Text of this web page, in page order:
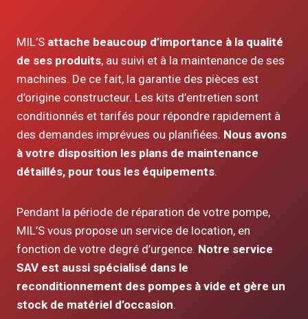
MIL’S attache beaucoup d’importance à la qualité
de ses produits, au suivi et à la maintenance de ses
machines. De ce fait, la garantie des pièces est
d’origine constructeur. Les kits d’entretien sont
conditionnés et tarifés pour répondre rapidement à
des demandes imprévues ou planifiées. Nous avons
à votre disposition les plans de maintenance
détaillés, pour tous les équipements.
Pendant la période de réparation de votre pompe,
MIL’S vous propose un service de location, en
fonction de votre degré d’urgence. Notre service
SAV est aussi spécialisé dans le
reconditionnement des pompes à vide et gère un
stock de matériel d’occasion.